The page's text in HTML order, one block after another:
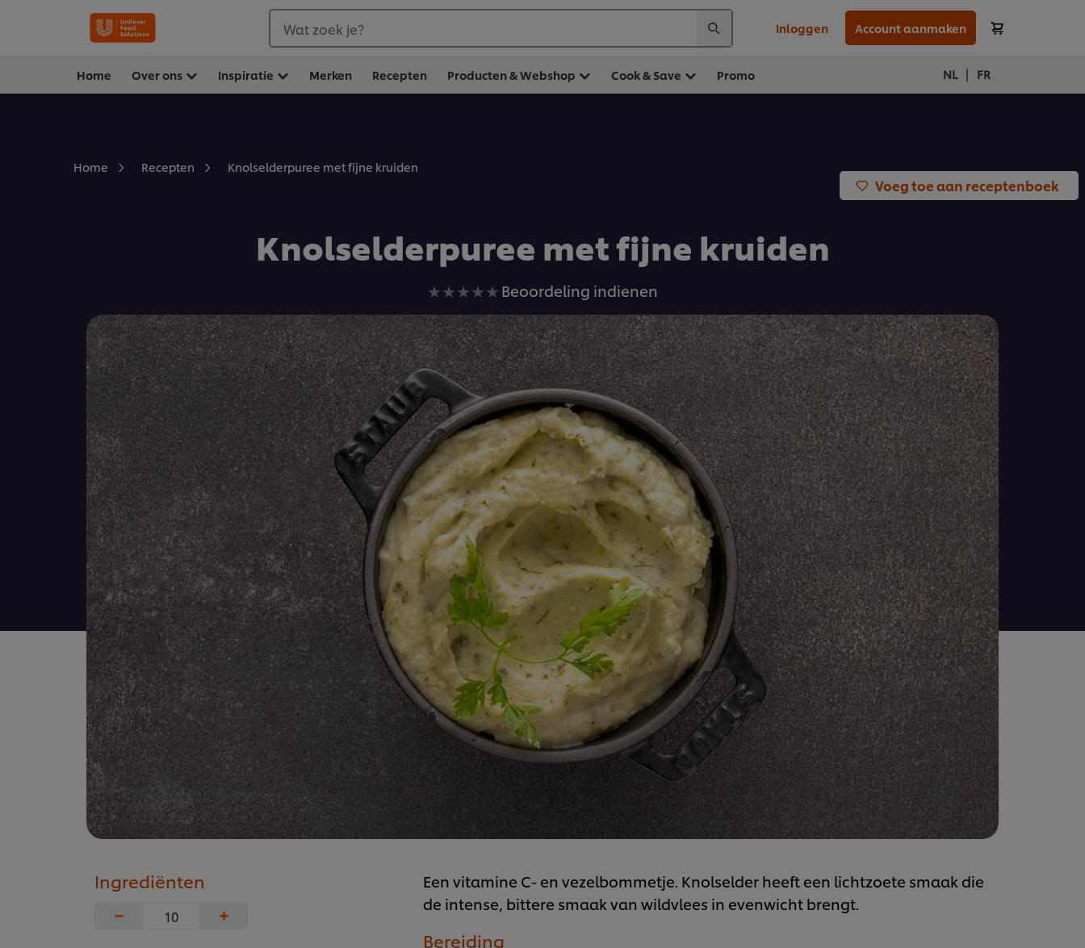
Wat zoek je? Inloggen Account aanmaken
Home Over ons Inspiratie Merken Recepten Producten & Webshop Cook & Save Promo NL | FR
Home Recepten Knolselderpuree met fijne kruiden
Voeg toe aan receptenboek
Knolselderpuree met fijne kruiden
Geen
beoordelingen
ingediend
voor
deze
recipe
Beoordeling indienen
Ingrediënten
−
+
Een vitamine C- en vezelbommetje. Knolselder heeft een lichtzoete smaak die
de intense, bittere smaak van wildvlees in evenwicht brengt.
Bereiding